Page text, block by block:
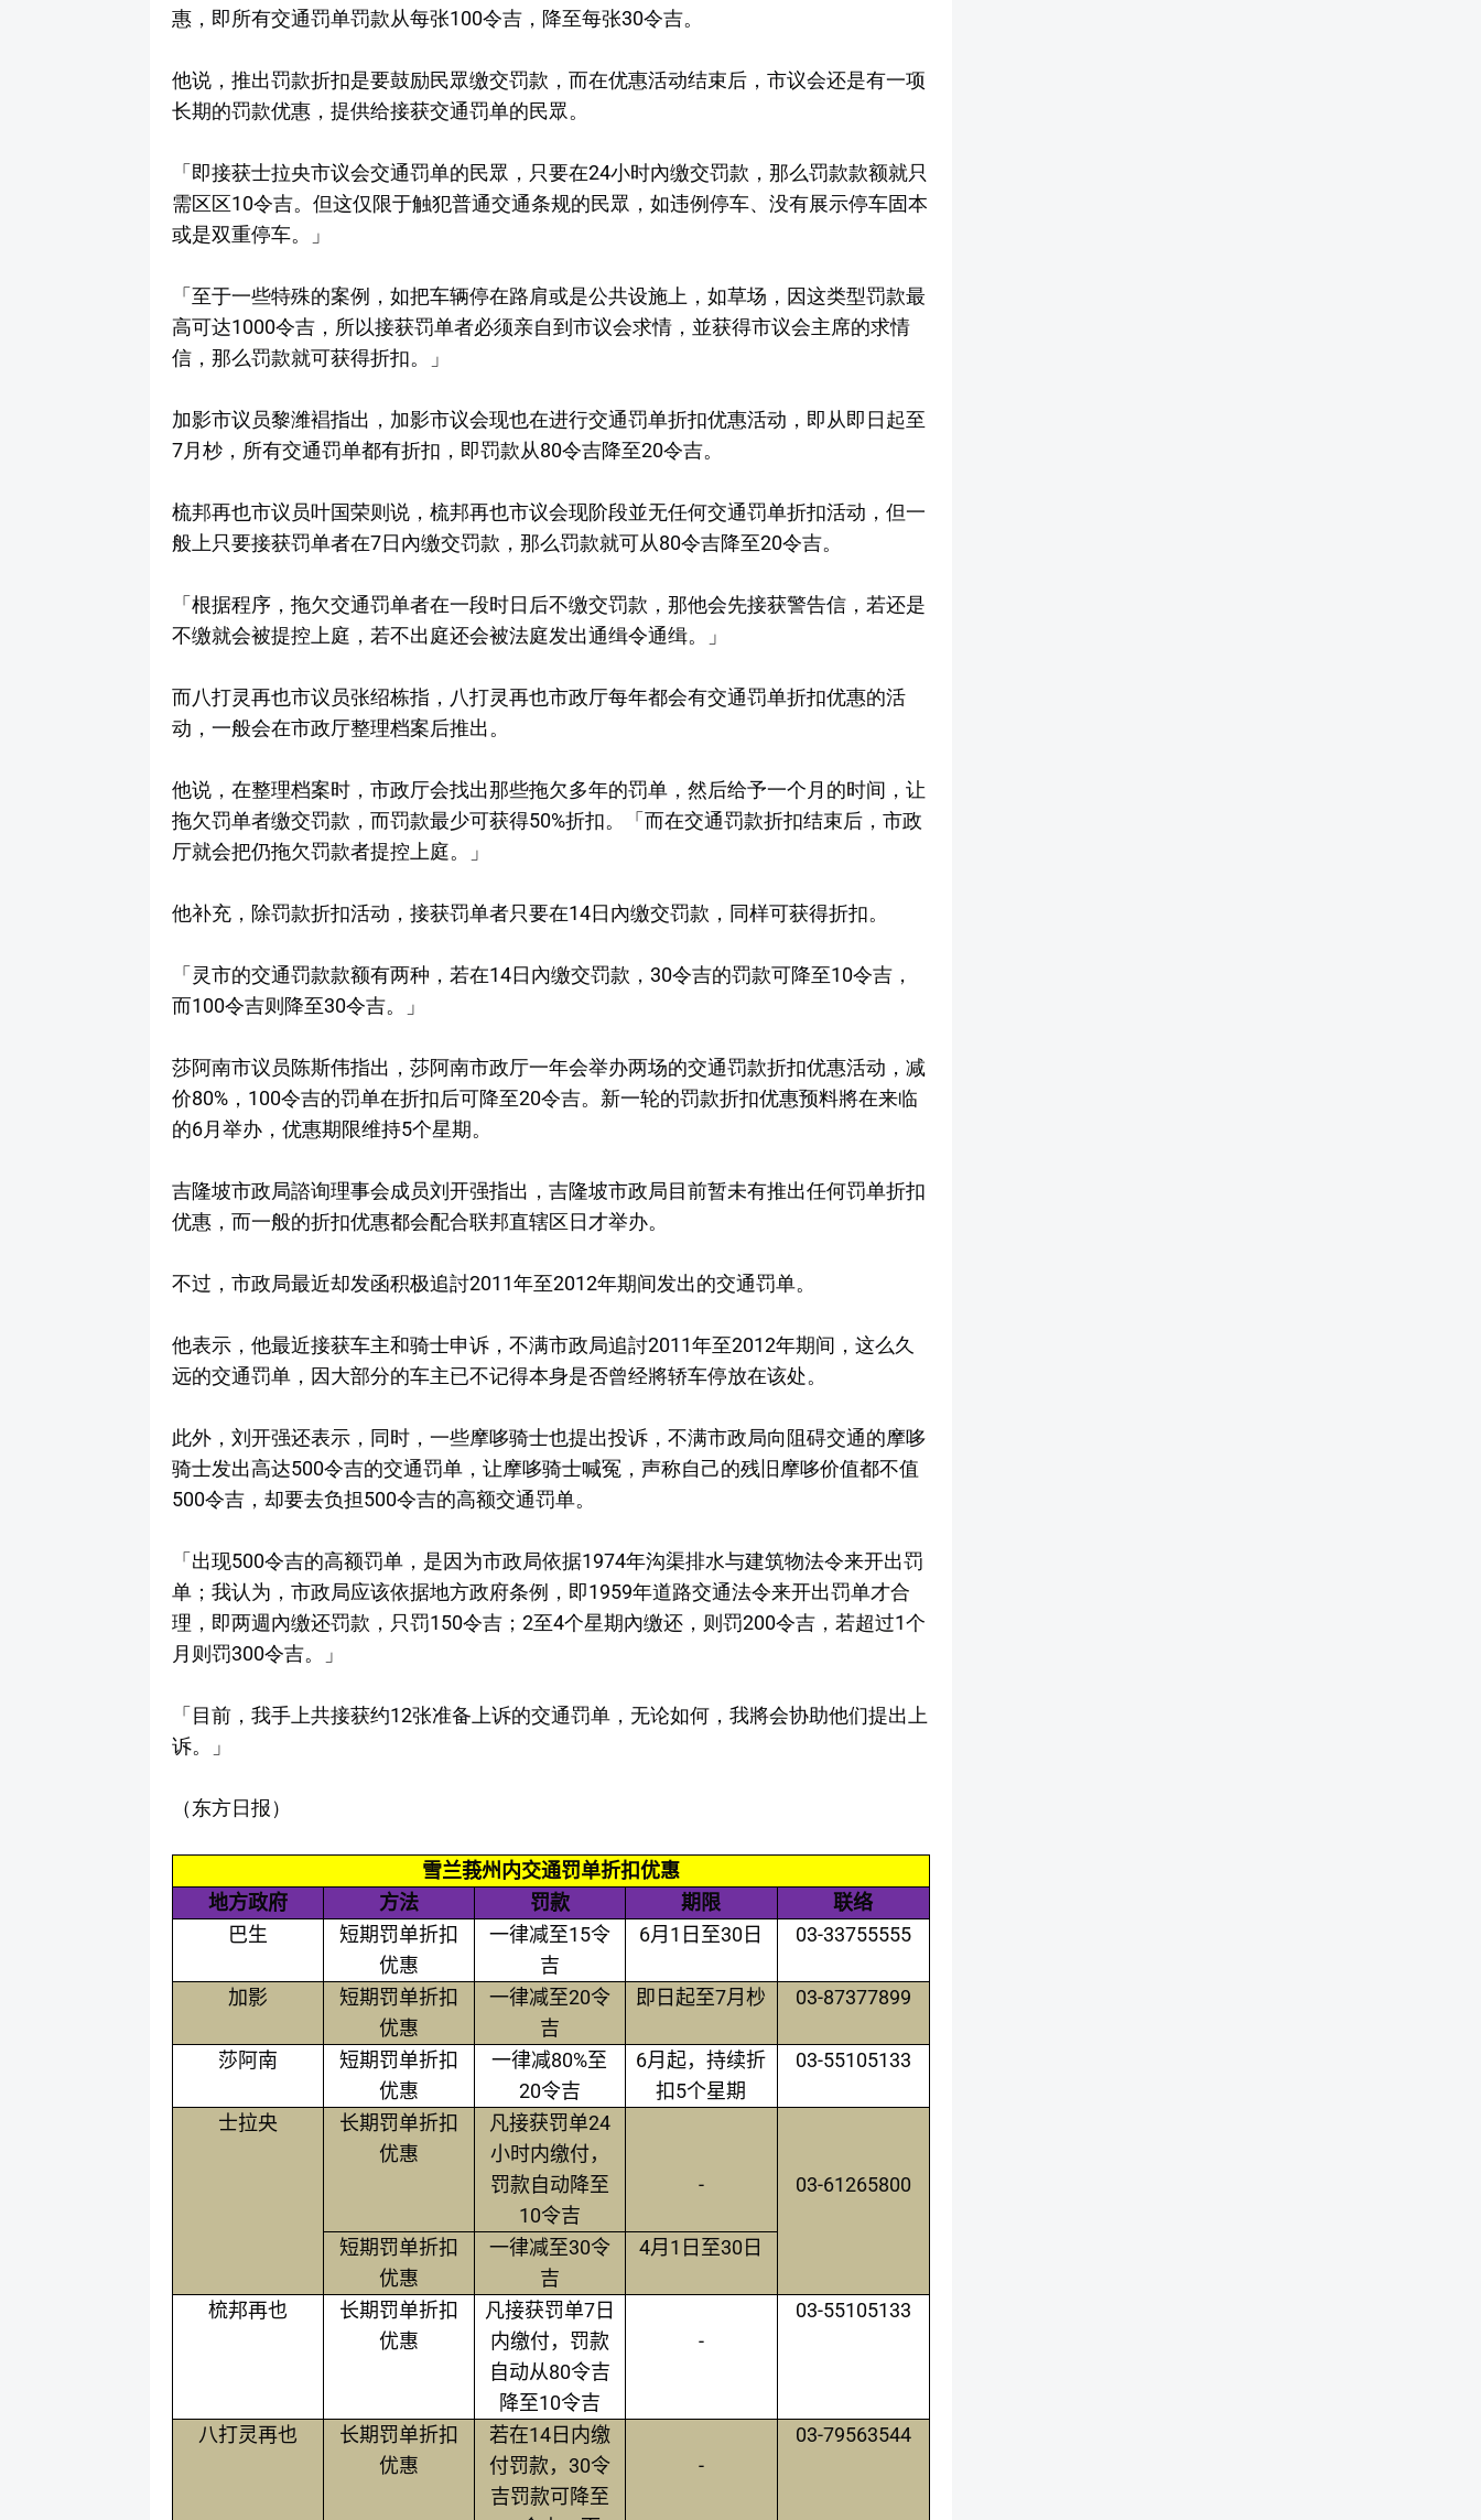
惠，即所有交通罚单罚款从每张100令吉，降至每张30令吉。
他说，推出罚款折扣是要鼓励民眾缴交罚款，而在优惠活动结束后，市议会还是有一项
长期的罚款优惠，提供给接获交通罚单的民眾。
「即接获士拉央市议会交通罚单的民眾，只要在24小时內缴交罚款，那么罚款款额就只
需区区10令吉。但这仅限于触犯普通交通条规的民眾，如违例停车、没有展示停车固本
或是双重停车。」
「至于一些特殊的案例，如把车辆停在路肩或是公共设施上，如草场，因这类型罚款最
高可达1000令吉，所以接获罚单者必须亲自到市议会求情，並获得市议会主席的求情
信，那么罚款就可获得折扣。」
加影市议员黎潍裮指出，加影市议会现也在进行交通罚单折扣优惠活动，即从即日起至
7月杪，所有交通罚单都有折扣，即罚款从80令吉降至20令吉。
梳邦再也市议员叶国荣则说，梳邦再也市议会现阶段並无任何交通罚单折扣活动，但一
般上只要接获罚单者在7日內缴交罚款，那么罚款就可从80令吉降至20令吉。
「根据程序，拖欠交通罚单者在一段时日后不缴交罚款，那他会先接获警告信，若还是
不缴就会被提控上庭，若不出庭还会被法庭发出通缉令通缉。」
而八打灵再也市议员张绍栋指，八打灵再也市政厅每年都会有交通罚单折扣优惠的活
动，一般会在市政厅整理档案后推出。
他说，在整理档案时，市政厅会找出那些拖欠多年的罚单，然后给予一个月的时间，让
拖欠罚单者缴交罚款，而罚款最少可获得50%折扣。「而在交通罚款折扣结束后，市政
厅就会把仍拖欠罚款者提控上庭。」
他补充，除罚款折扣活动，接获罚单者只要在14日內缴交罚款，同样可获得折扣。
「灵市的交通罚款款额有两种，若在14日內缴交罚款，30令吉的罚款可降至10令吉，
而100令吉则降至30令吉。」
莎阿南市议员陈斯伟指出，莎阿南市政厅一年会举办两场的交通罚款折扣优惠活动，减
价80%，100令吉的罚单在折扣后可降至20令吉。新一轮的罚款折扣优惠预料將在来临
的6月举办，优惠期限维持5个星期。
吉隆坡市政局諮询理事会成员刘开强指出，吉隆坡市政局目前暂未有推出任何罚单折扣
优惠，而一般的折扣优惠都会配合联邦直辖区日才举办。
不过，市政局最近却发函积极追討2011年至2012年期间发出的交通罚单。
他表示，他最近接获车主和骑士申诉，不满市政局追討2011年至2012年期间，这么久
远的交通罚单，因大部分的车主已不记得本身是否曾经將轿车停放在该处。
此外，刘开强还表示，同时，一些摩哆骑士也提出投诉，不满市政局向阻碍交通的摩哆
骑士发出高达500令吉的交通罚单，让摩哆骑士喊冤，声称自己的残旧摩哆价值都不值
500令吉，却要去负担500令吉的高额交通罚单。
「出现500令吉的高额罚单，是因为市政局依据1974年沟渠排水与建筑物法令来开出罚
单；我认为，市政局应该依据地方政府条例，即1959年道路交通法令来开出罚单才合
理，即两週內缴还罚款，只罚150令吉；2至4个星期內缴还，则罚200令吉，若超过1个
月则罚300令吉。」
「目前，我手上共接获约12张准备上诉的交通罚单，无论如何，我將会协助他们提出上
诉。」
（东方日报）
雪兰莪州内交通罚单折扣优惠
地方政府
方法 罚款 期限
联络
巴生
短期罚单折扣
优惠
一律减至15令
吉
6月 1 日至30 日 03-33755555
加影
短期罚单折扣
优惠
一律减至20令
吉
即日起至7月杪 03-87377899
莎阿南
短期罚单折扣
优惠
一律减80%至
20令吉
6月起，持续折
扣 5个星期
03-55105133
士拉央
长期罚单折扣
优惠
凡接获罚单24
小时内缴付，
罚款自动降至
10令吉
- 03-61265800
短期罚单折扣
优惠
一律减至30令
吉
4月 1 日至30 日
梳邦再也
长期罚单折扣
优惠
凡接获罚单7日
内缴付，罚款
自动从80令吉
降至10令吉
-
03-55105133
八打灵再也
长期罚单折扣
优惠
若在14日内缴
付罚款， 30令
吉罚款可降至
-
03-79563544